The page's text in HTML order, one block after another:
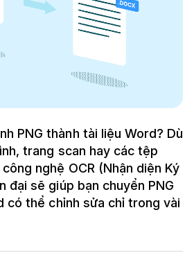
PNG thành tài liệu Word? Dù
trang scan hay các tệp
nghệ OCR (Nhận diện Ký
đại sẽ giúp bạn chuyển PNG
có thể chỉnh sửa chỉ trong vài